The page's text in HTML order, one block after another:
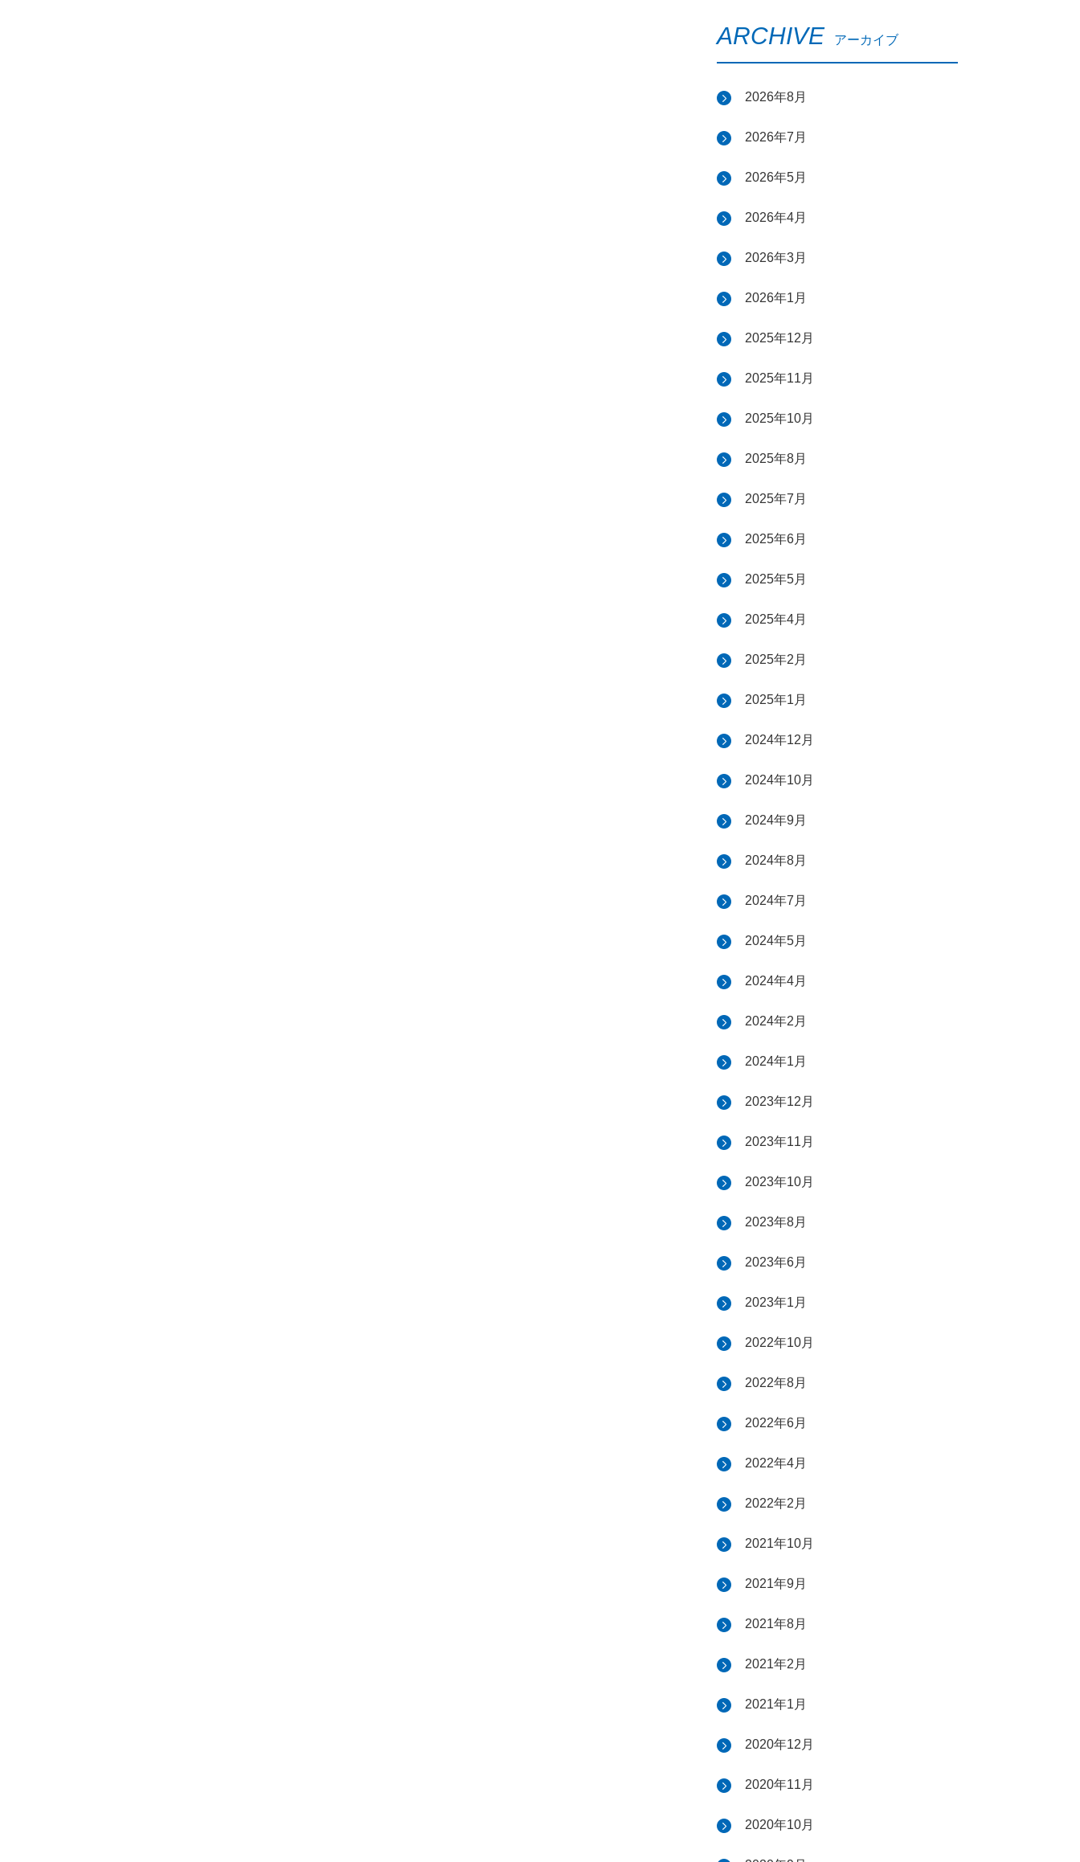
ARCHIVE アーカイブ
2026年8月
2026年7月
2026年5月
2026年4月
2026年3月
2026年1月
2025年12月
2025年11月
2025年10月
2025年8月
2025年7月
2025年6月
2025年5月
2025年4月
2025年2月
2025年1月
2024年12月
2024年10月
2024年9月
2024年8月
2024年7月
2024年5月
2024年4月
2024年2月
2024年1月
2023年12月
2023年11月
2023年10月
2023年8月
2023年6月
2023年1月
2022年10月
2022年8月
2022年6月
2022年4月
2022年2月
2021年10月
2021年9月
2021年8月
2021年2月
2021年1月
2020年12月
2020年11月
2020年10月